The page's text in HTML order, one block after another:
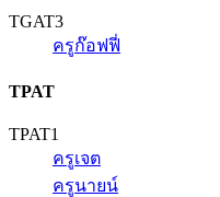
TGAT3
ครูก๊อฟฟี่
TPAT
TPAT1
ครูเจต
ครูนายน์